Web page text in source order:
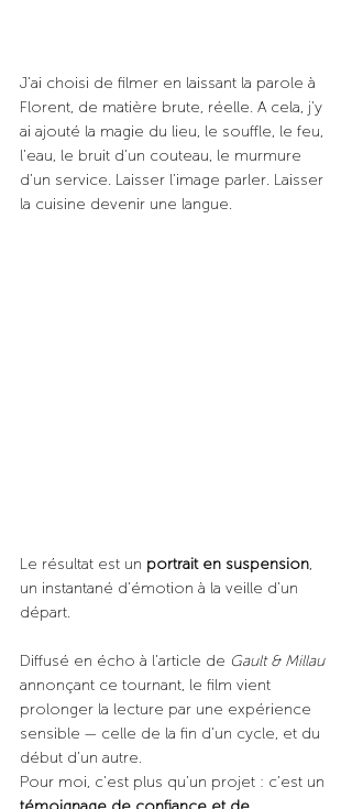
J’ai choisi de filmer en laissant la parole à
Florent, de matière brute, réelle. A cela, j'y
ai ajouté la magie du lieu, le souffle, le feu,
l’eau, le bruit d’un couteau, le murmure
d’un service. Laisser l’image parler. Laisser
la cuisine devenir une langue.
Le résultat est un portrait en suspension,
un instantané d’émotion à la veille d’un
départ.
Diffusé en écho à l’article de Gault & Millau
annonçant ce tournant, le film vient
prolonger la lecture par une expérience
sensible — celle de la fin d’un cycle, et du
début d’un autre.
Pour moi, c’est plus qu’un projet : c’est un